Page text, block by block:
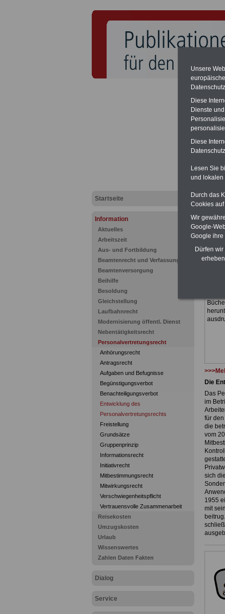
Startseite
Information
Aktuelles
Arbeitszeit
Aus- und Fortbildung
Beamtenrecht und Verfassung
Beamtenversorgung
Beihilfe
Besoldung
Gleichstellung
Laufbahnrecht
Modernisierung öffentl. Dienst
Nebentätigkeitsrecht
Personalvertretungsrecht
Anhörungsrecht
Antragsrecht
Aufgaben und Befugnisse
Begünstigungsverbot
Benachteiligungsverbot
Entwicklung des
Personalvertretungsrechts
Freistellung
Grundsätze
Gruppenprinzip
Informationsrecht
Initiativrecht
Mitbestimmungsrecht
Mitwirkungsrecht
Verschwiegenheitspflicht
Vertrauensvolle Zusammenarbeit
Reisekosten
Umzugskosten
Urlaub
Wissenswertes
Zahlen Daten Fakten
Dialog
Service
Das
widrig
hohe
Die
PDF-
Zum
Euro
Die
Das
im
für
die
vom
sich
1955
mit
Unsere
Diese
Dienste
Diese
Lesen Sie
und lokalen
Durch das
Cookies
Wir
Google-
Google
Dürfen